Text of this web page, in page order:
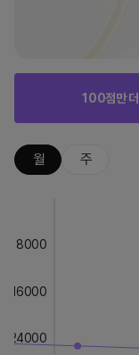
100점만
월 주
8000
16000
24000